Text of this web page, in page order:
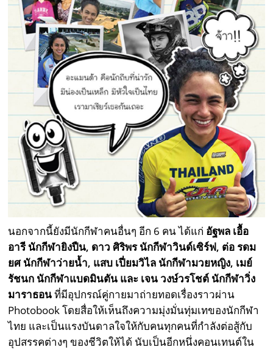
นอกจากนี้ยังมีนักกีฬาคนอื่นๆ อีก 6 คน ได้แก่ อัฐพล เอื้อ
อารี นักกีฬายิงปืน, ดาว ศิริพร นักกีฬาวินด์เซิร์ฟ, ต่อ รดม
ยศ นักกีฬาว่ายน้ำ, แสบ เปี่ยมวิไล นักกีฬามวยหญิง, เมย์
รัชนก นักกีฬาแบดมินตัน และ เจน วงษ์วรโชต์ นักกีฬาวิ่ง
มาราธอนที่มีอุปกรณ์คู่กายมาถ่ายทอดเรื่องราวผ่าน
Photobook โดยสื่อให้เห็นถึงความมุ่งมั่นทุ่มเทของนักกีฬา
ไทย และเป็นแรงบันดาลใจให้กับคนทุกคนที่กำลังต่อสู้กับ
อุปสรรคต่างๆ ของชีวิตให้ได้ นับเป็นอีกหนึ่งคอนเทนต์ใน